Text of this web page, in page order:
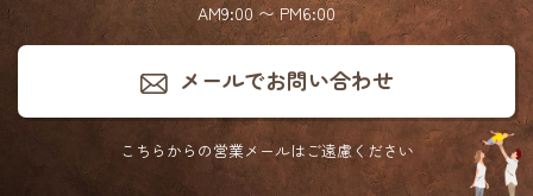
AM9:00 〜 PM6:00
メールでお問い合わせ
こちらからの営業メールはご遠慮ください